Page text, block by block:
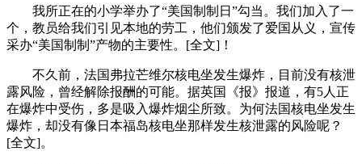
我所正在的小学举办了“美国制制日”勾当。我们加入了一
个，教员给我们引见本地的劳工，他们颁发了爱国从义，宣传
采办“美国制制”产物的主要性。[全文]！
不久前，法国弗拉芒维尔核电坐发生爆炸，目前没有核泄
露风险，曾经解除报酬的可能。据英国《报》报道，有5人正
在爆炸中受伤，多是吸入爆炸烟尘所致。为何法国核电坐发生
爆炸，却没有像日本福岛核电坐那样发生核泄露的风险呢？
[全文]。